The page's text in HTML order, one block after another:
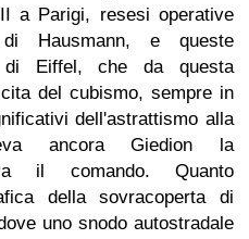
a Parigi, resesi operative
Hausmann, e queste
di Eiffel, che da questa
del cubismo, sempre in
dell'astrattismo alla
ancora Giedion la
il comando. Quanto
della sovracoperta di
uno snodo autostradale